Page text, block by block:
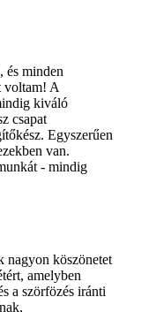
és minden
voltam! A
kiváló
csapat
Egyszerűen
van.
- mindig
nagyon köszönetet
amelyben
a szörfözés iránti